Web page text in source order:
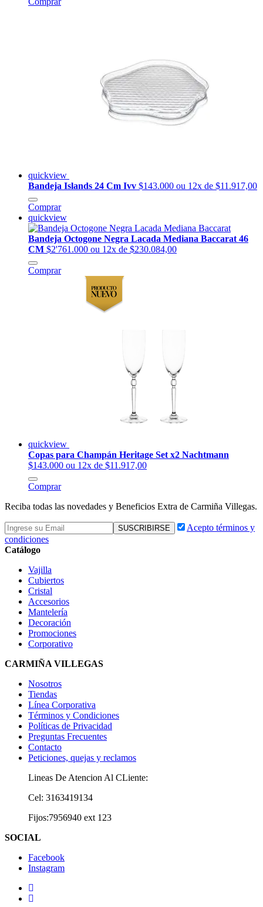
quickview
Bandeja Islands 24 Cm Ivv $143.000 ou 12x de $11.917,00
Comprar
quickview
Bandeja Octogone Negra Lacada Mediana Baccarat 46
CM $2'761.000 ou 12x de $230.084,00
Comprar
quickview
Copas para Champán Heritage Set x2 Nachtmann
$143.000 ou 12x de $11.917,00
Comprar
Reciba todas las novedades y Beneficios Extra de Carmiña Villegas.
Acepto términos y
condiciones
Catálogo
Vajilla
Cubiertos
Cristal
Accesorios
Mantelería
Decoración
Promociones
Corporativo
CARMIÑA VILLEGAS
Nosotros
Tiendas
Línea Corporativa
Términos y Condiciones
Políticas de Privacidad
Preguntas Frecuentes
Contacto
Peticiones, quejas y reclamos
Lineas De Atencion Al CLiente:
Cel: 3163419134
Fijos:7956940 ext 123
SOCIAL
Facebook
Instagram